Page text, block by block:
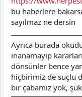
bu haberlere
sayılmaz ne dersin
Ayrıca burada
inanamayıp
dönsünler bence
hiçbirimiz de suçlu
bir çabamız yok,